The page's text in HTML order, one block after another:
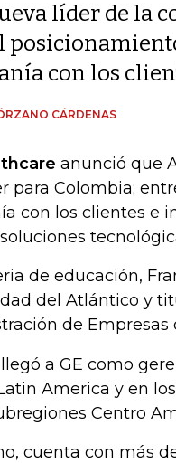
líder de la
con los
CÁRDENAS
anunció que
para Colombia;
con los clientes e
de educación,
del Atlántico y
de Empresas
llegó a GE como
America y en
Centro
cuenta con más